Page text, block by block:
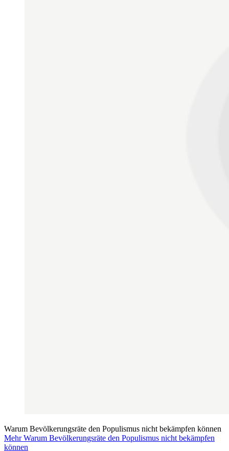
Warum Bevölkerungsräte den Populismus nicht bekämpfen können
Mehr Warum Bevölkerungsräte den Populismus nicht bekämpfen
können